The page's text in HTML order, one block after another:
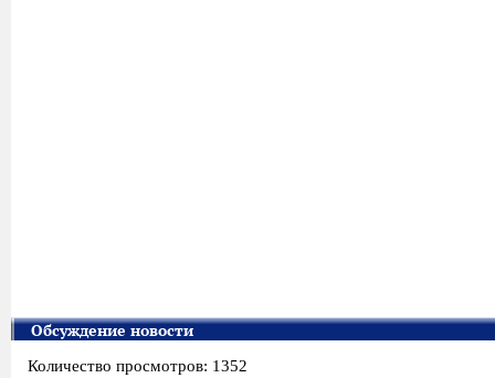
Обсуждение новости
Количество просмотров: 1352